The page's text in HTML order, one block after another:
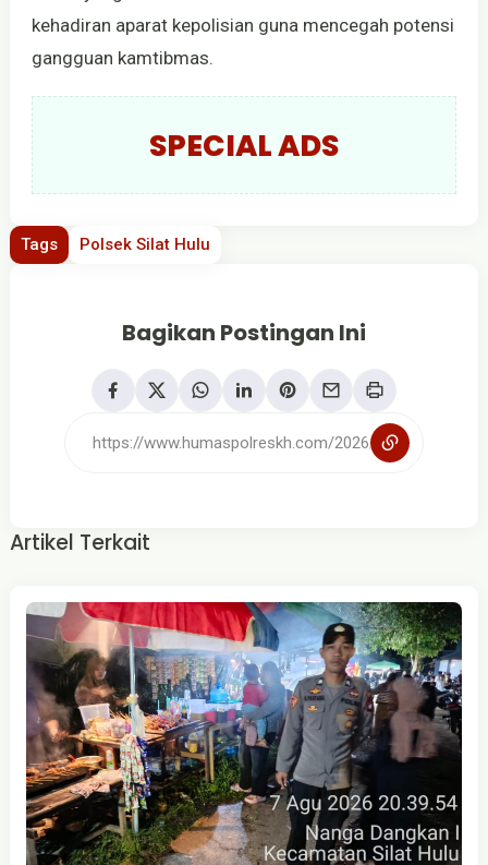
kehadiran aparat kepolisian guna mencegah potensi
gangguan kamtibmas.
SPECIAL ADS
Tags Polsek Silat Hulu
Bagikan Postingan Ini
Artikel Terkait